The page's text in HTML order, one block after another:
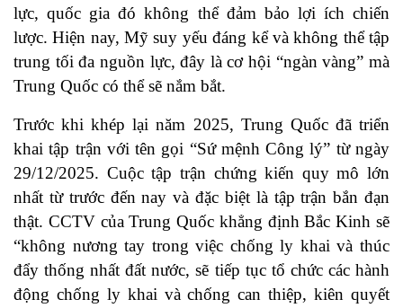
lực, quốc gia đó không thể đảm bảo lợi ích chiến
lược. Hiện nay, Mỹ suy yếu đáng kể và không thể tập
trung tối đa nguồn lực, đây là cơ hội “ngàn vàng” mà
Trung Quốc có thể sẽ nắm bắt.
Trước khi khép lại năm 2025, Trung Quốc đã triển
khai tập trận với tên gọi “Sứ mệnh Công lý” từ ngày
29/12/2025. Cuộc tập trận chứng kiến quy mô lớn
nhất từ trước đến nay và đặc biệt là tập trận bắn đạn
thật. CCTV của Trung Quốc khẳng định Bắc Kinh sẽ
“không nương tay trong việc chống ly khai và thúc
đẩy thống nhất đất nước, sẽ tiếp tục tổ chức các hành
động chống ly khai và chống can thiệp, kiên quyết